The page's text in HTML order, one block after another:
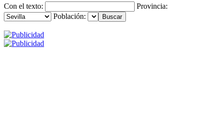
Con el texto:
Provincia:
Población: